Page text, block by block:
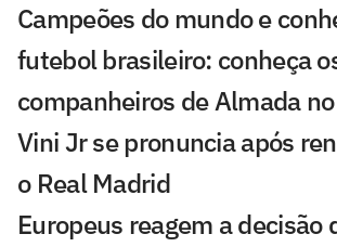
Campeões do mundo e
futebol brasileiro: conheça
companheiros de Almada
Vini Jr se pronuncia após
o Real Madrid
Europeus reagem a decisão